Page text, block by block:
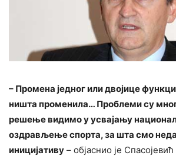
– Промена једног или двојице
ништа променила… Проблеми су
решење видимо у усвајању
оздрављење спорта, за шта смо
иницијативу – објаснио је